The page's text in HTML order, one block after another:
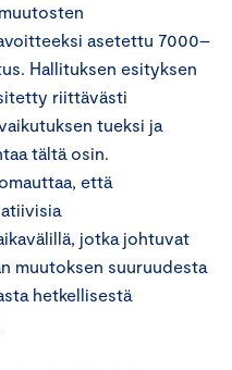
asetettu 7000–
Hallituksen esityksen
riittävästi
tueksi ja
tältä osin.
että
jotka johtuvat
muutoksen suuruudesta
hetkellisestä